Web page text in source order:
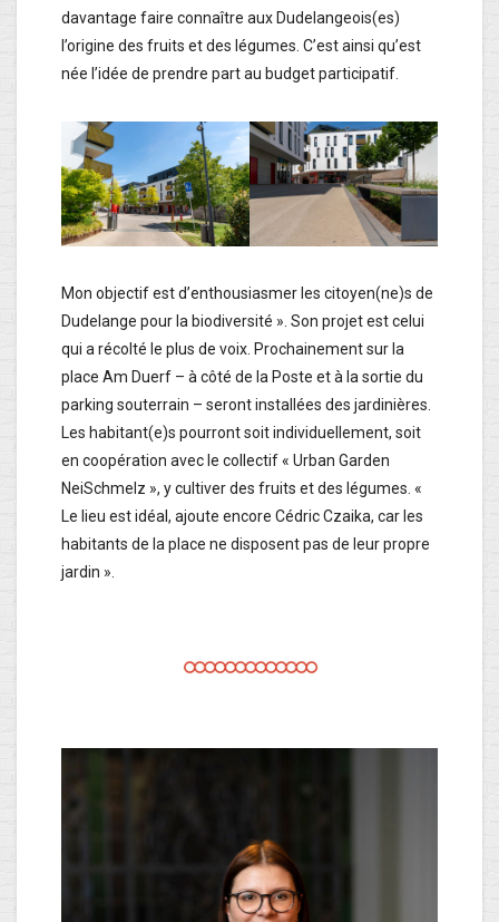
davantage faire connaître aux Dudelangeois(es)
l’origine des fruits et des légumes. C’est ainsi qu’est
née l’idée de prendre part au budget participatif.
Mon objectif est d’enthousiasmer les citoyen(ne)s de
Dudelange pour la biodiversité ». Son projet est celui
qui a récolté le plus de voix. Prochainement sur la
place Am Duerf – à côté de la Poste et à la sortie du
parking souterrain – seront installées des jardinières.
Les habitant(e)s pourront soit individuellement, soit
en coopération avec le collectif « Urban Garden
NeiSchmelz », y cultiver des fruits et des légumes. «
Le lieu est idéal, ajoute encore Cédric Czaika, car les
habitants de la place ne disposent pas de leur propre
jardin ».